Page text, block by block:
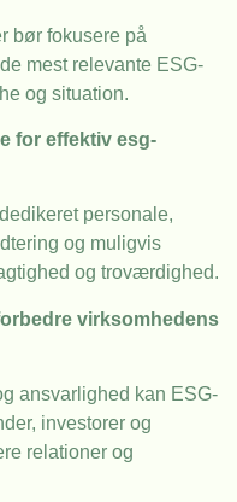
bør fokusere på
mest relevante ESG-
og situation.
for effektiv esg-
personale,
og muligvis
og troværdighed.
virksomhedens
ansvarlighed kan ESG-
investorer og
relationer og